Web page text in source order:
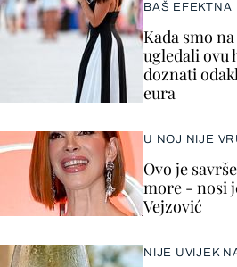
BAŠ EFEKTNA
Kada smo
ugledali ovu
doznati
eura
U NOJ NIJE
Ovo je
more - nosi
Vejzović
NIJE UVIJEK